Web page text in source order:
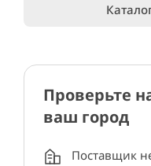
Проверьте
ваш город
Поставщик